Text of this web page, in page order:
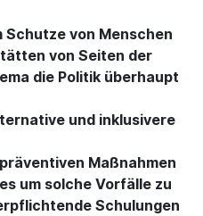
Schutze von Menschen
von Seiten der
die Politik überhaupt
und inklusivere
Maßnahmen
um solche Vorfälle zu
Schulungen